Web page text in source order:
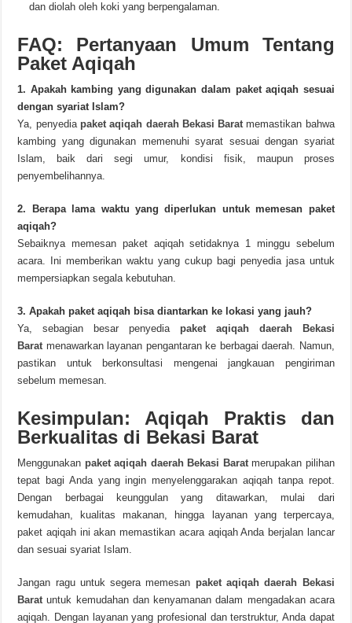
dan diolah oleh koki yang berpengalaman.
FAQ: Pertanyaan Umum Tentang
Paket Aqiqah
1. Apakah kambing yang digunakan dalam paket aqiqah sesuai
dengan syariat Islam?
Ya, penyedia paket aqiqah daerah Bekasi Barat memastikan bahwa
kambing yang digunakan memenuhi syarat sesuai dengan syariat
Islam, baik dari segi umur, kondisi fisik, maupun proses
penyembelihannya.
2. Berapa lama waktu yang diperlukan untuk memesan paket
aqiqah?
Sebaiknya memesan paket aqiqah setidaknya 1 minggu sebelum
acara. Ini memberikan waktu yang cukup bagi penyedia jasa untuk
mempersiapkan segala kebutuhan.
3. Apakah paket aqiqah bisa diantarkan ke lokasi yang jauh?
Ya, sebagian besar penyedia paket aqiqah daerah Bekasi
Baratmenawarkan layanan pengantaran ke berbagai daerah. Namun,
pastikan untuk berkonsultasi mengenai jangkauan pengiriman
sebelum memesan.
Kesimpulan: Aqiqah Praktis dan
Berkualitas di Bekasi Barat
Menggunakan paket aqiqah daerah Bekasi Baratmerupakan pilihan
tepat bagi Anda yang ingin menyelenggarakan aqiqah tanpa repot.
Dengan berbagai keunggulan yang ditawarkan, mulai dari
kemudahan, kualitas makanan, hingga layanan yang terpercaya,
paket aqiqah ini akan memastikan acara aqiqah Anda berjalan lancar
dan sesuai syariat Islam.
Jangan ragu untuk segera memesan paket aqiqah daerah Bekasi
Barat untuk kemudahan dan kenyamanan dalam mengadakan acara
aqiqah. Dengan layanan yang profesional dan terstruktur, Anda dapat